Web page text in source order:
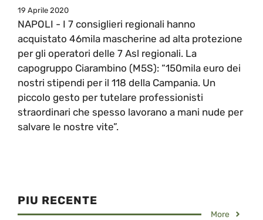
19 Aprile 2020
NAPOLI - I 7 consiglieri regionali hanno
acquistato 46mila mascherine ad alta protezione
per gli operatori delle 7 Asl regionali. La
capogruppo Ciarambino (M5S): “150mila euro dei
nostri stipendi per il 118 della Campania. Un
piccolo gesto per tutelare professionisti
straordinari che spesso lavorano a mani nude per
salvare le nostre vite”.
PIU RECENTE
More